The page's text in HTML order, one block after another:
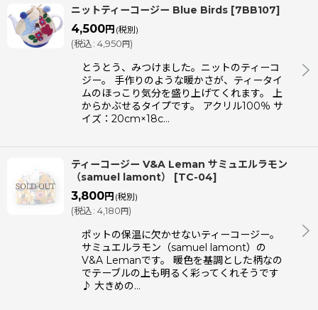
ニットティーコージー Blue Birds [7BB107]
4,500円 (税別)
(税込: 4,950 円)
とうとう、みつけました。ニットのティーコ
ジー。 手作りのような暖かさが、ティータイ
ムのほっこり気分を盛り上げてくれます。 上
からかぶせるタイプです。 アクリル100％ サ
イズ：20cm×18c…
ティーコージー V&A Leman サミュエルラモン
（samuel lamont）
[TC-04]
3,800円 (税別)
(税込: 4,180 円)
ポットの保温に欠かせないティーコージー。
サミュエルラモン（samuel lamont）の
V&A Lemanです。 暖色を基調とした柄なの
でテーブルの上も明るく彩ってくれそうです
♪ 大きめの…